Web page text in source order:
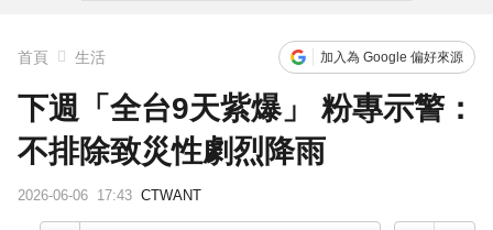
首頁 生活 加入為 Google 偏好來源
下週「全台9天紫爆」 粉專示警：
不排除致災性劇烈降雨
2026-06-06 17:43 CTWANT